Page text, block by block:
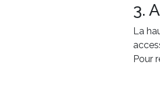
3.
La
Pour